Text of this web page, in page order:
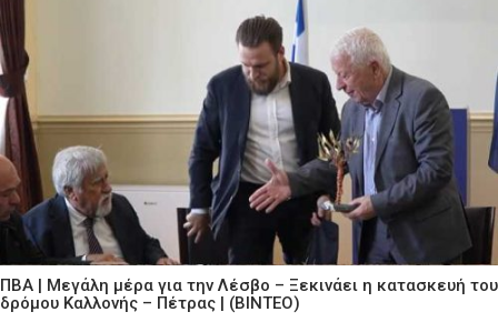
ΠΒΑ | Μεγάλη μέρα για την Λέσβο – Ξεκινάει η κατασκευή του
δρόμου Καλλονής – Πέτρας | (ΒΙΝΤΕΟ)